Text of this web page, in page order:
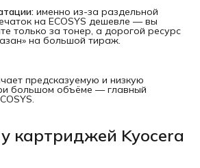
именно из-за раздельной
на ECOSYS дешевле — вы
только за тонер, а дорогой ресурс
на большой тираж.
предсказуемую и низкую
большом объёме — главный
картриджей Kyocera